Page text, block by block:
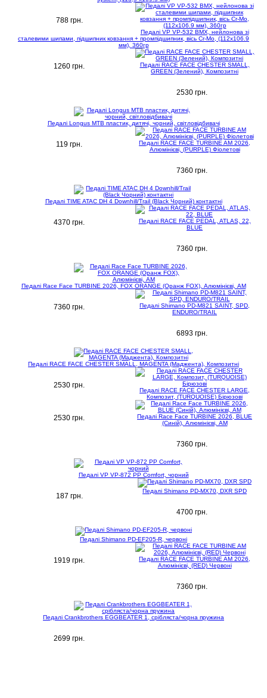
788 грн.
Педалі VP VP-532 BMX, нейлонова зі
сталевими шипами, підшипник ковзання + промпідшипник, вісь Cr-Mo, (112x106.9
мм), 360гр
1260 грн.
Педалі RACE FACE CHESTER SMALL,
GREEN (Зелений), Композитні
2530 грн.
Педалі Longus MTB пластик, дитячі, чорний, світловідбивачі
119 грн.
Педалі RACE FACE TURBINE AM 2026,
Алюмінієві, (PURPLE) Фіолетові
7360 грн.
Педалі TIME ATAC DH 4 Downhill/Trail (Black Чорний) контактні
4370 грн.
Педалі RACE FACE PEDAL, ATLAS, 22,
BLUE
7360 грн.
Педалі Race Face TURBINE 2026, FOX ORANGE (Оранж FOX), Алюмінієві, AM
7360 грн.
Педалі Shimano PD-M821 SAINT, SPD,
ENDURO/TRAIL
6893 грн.
Педалі RACE FACE CHESTER SMALL, MAGENTA (Маджента), Композитні
2530 грн.
Педалі RACE FACE CHESTER LARGE,
Композит, (TURQUOISE) Бірюзові
2530 грн.
Педалі Race Face TURBINE 2026, BLUE
(Синій), Алюмінієві, AM
7360 грн.
Педалі VP VP-872 PP Comfort, чорний
187 грн.
Педалі Shimano PD-MX70, DXR SPD
4700 грн.
Педалі Shimano PD-EF205-R, червоні
1919 грн.
Педалі RACE FACE TURBINE AM 2026,
Алюмінієві, (RED) Червоні
7360 грн.
Педалі Crankbrothers EGGBEATER 1, срібляста/чорна пружина
2699 грн.